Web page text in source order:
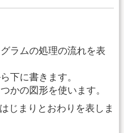
ラムの処理の流れを表
下に書きます。
かの図形を使います。
じまりとおわりを表しま